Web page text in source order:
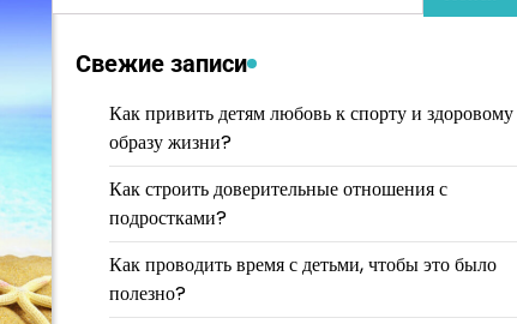
Свежие записи
Как привить детям любовь к спорту и здоровому
образу жизни?
Как строить доверительные отношения с
подростками?
Как проводить время с детьми, чтобы это было
полезно?